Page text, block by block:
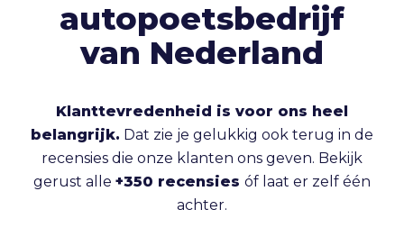
autopoetsbedrijf
van Nederland
Klanttevredenheid is voor ons heel
belangrijk. Dat zie je gelukkig ook terug in de
recensies die onze klanten ons geven. Bekijk
gerust alle +350 recensies óf laat er zelf één
achter.